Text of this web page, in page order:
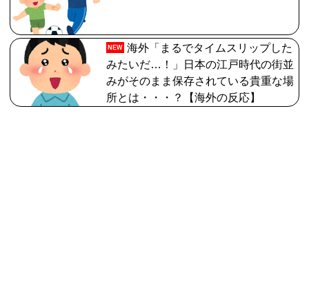
NEW 海外「まるでタイムスリップした
みたいだ…！」日本の江戸時代の街並
みがそのまま保存されている貴重な場
所とは・・・？【海外の反応】